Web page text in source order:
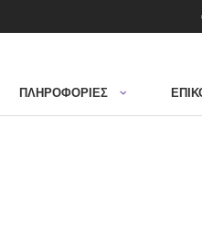
ΠΛΗΡΟΦΟΡΙΕΣ